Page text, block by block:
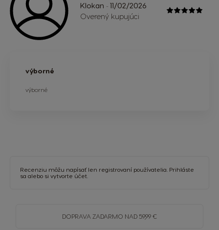
Klokan - 11/02/2026
Overený kupujúci
výborné
výborné
Recenziu môžu napísať len registrovaní používatelia. Prihláste
sa alebo si vytvorte účet
DOPRAVA ZADARMO NAD 59,99 €